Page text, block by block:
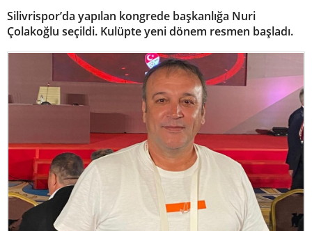
Silivrispor’da yapılan kongrede başkanlığa Nuri
Çolakoğlu seçildi. Kulüpte yeni dönem resmen başladı.